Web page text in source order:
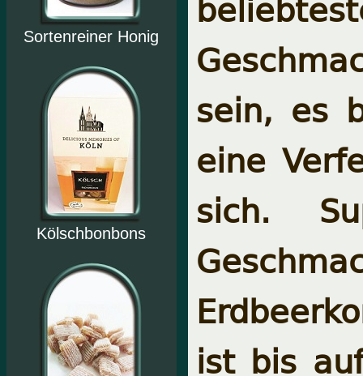
Sortenreiner Honig
Kölschbonbons
sein, es
eine
sich.
ist bis